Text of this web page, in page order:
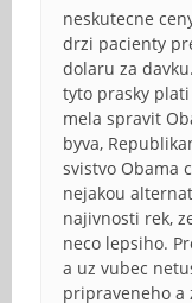
neskutecne
drzi pacienty
dolaru za
tyto prasky
mela spravit
byva,
svistvo Obama
nejakou
najivnosti rek,
neco lepsiho.
a uz vubec
pripraveneho a